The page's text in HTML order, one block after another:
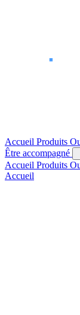
Accueil Produits
Être accompagné
Accueil Produits
Accueil